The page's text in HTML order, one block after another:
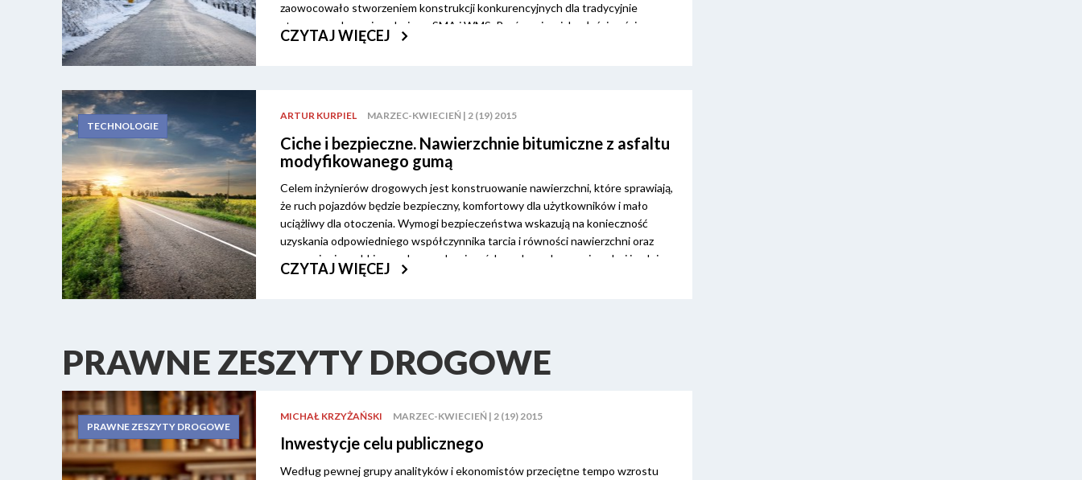
zaowocowało stworzeniem konstrukcji konkurencyjnych dla tradycyjnie
stosowanych nawierzchni, np. SMA i WMS. Porównajmy ich właściwości.
CZYTAJ WIĘCEJ
TECHNOLOGIE
ARTUR KURPIEL MARZEC-KWIECIEŃ | 2 (19) 2015
Ciche i bezpieczne. Nawierzchnie bitumiczne z asfaltu
modyfikowanego gumą
Celem inżynierów drogowych jest konstruowanie nawierzchni, które sprawiają,
że ruch pojazdów będzie bezpieczny, komfortowy dla użytkowników i mało
uciążliwy dla otoczenia. Wymogi bezpieczeństwa wskazują na konieczność
uzyskania odpowiedniego współczynnika tarcia i równości nawierzchni oraz
zapewnienia szybkiego odprowadzania wód opadowych z powierzchni jezdni.
Zarządcy dróg starają się też zmniejszyć negatywny wpływ hałasu drogowego
niestandardowe rozwiązania?
CZYTAJ WIĘCEJ
PRAWNE ZESZYTY DROGOWE
PRAWNE ZESZYTY DROGOWE
MICHAŁ KRZYŻAŃSKI MARZEC-KWIECIEŃ | 2 (19) 2015
Inwestycje celu publicznego
Według pewnej grupy analityków i ekonomistów przeciętne tempo wzrostu